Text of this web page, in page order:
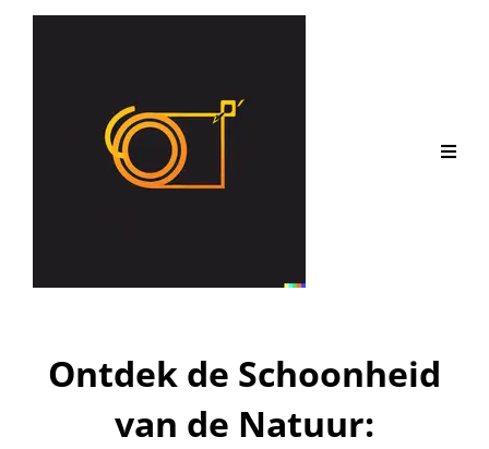
Ontdek de Schoonheid
van de Natuur: